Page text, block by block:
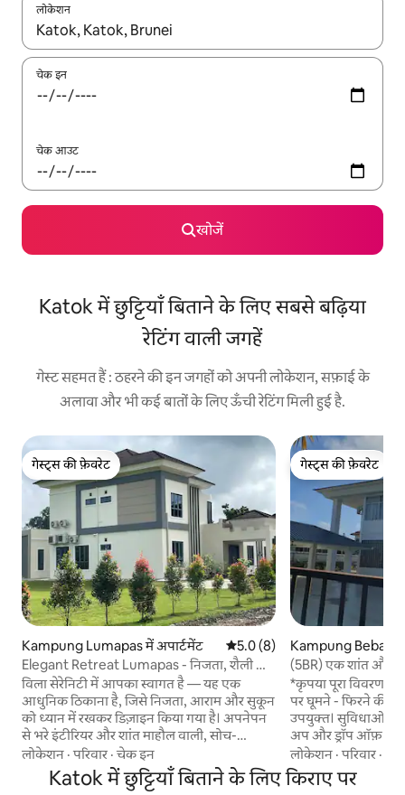
लोकेशन
नतीजों के उपलब्ध होने पर, अप और डाउन 'ऐरो की' का इस्तेमाल करके नेविगेट
चेक इन
चेक आउट
खोजें
Katok में छुट्टियाँ बिताने के लिए सबसे बढ़िया
रेटिंग वाली जगहें
गेस्ट सहमत हैं : ठहरने की इन जगहों को अपनी लोकेशन, सफ़ाई के
अलावा और भी कई बातों के लिए ऊँची रेटिंग मिली हुई है.
गेस्ट्स की फ़ेवरेट
गेस्ट्स की फ़ेवरेट
Kampung Lumapas में अपार्टमेंट औसत रेटिंग 5 में से 5.0, 8 समीक्षाएँ
5.0 (8)
Elegant Retreat Lumapas - निजता, शैली और
आराम
विला सेरेनिटी में आपका स्वागत है — यह एक
आधुनिक ठिकाना है, जिसे निजता, आराम और सुकून
को ध्यान में रखकर डिज़ाइन किया गया है। अपनेपन
से भरे इंटीरियर और शांत माहौल वाली, सोच-
समझकर डिज़ाइन की गई इस जगह में कदम रखें, जो
आराम करने या बस एक शांत ठिकाने का मज़ा लेने के
लिहाज़ से बिलकुल सही है। बाहर, विशाल आँगन
लोकेशन ·परिवार ·चेक इन
गेस्ट्स की फ़ेवरेट
गेस्ट्स की फ़ेवरेट
Kampung Bebatik
(5BR) एक शांत और
*कृपया पूरा विवरण पढ़ें* शांत और निजी।
पर घूमने - फिरने की
उपयुक्त। सुविधाओं के करीब।
अप और ड्रॉप ऑफ़ की
बुकिंग के दौरान
हम ज़रूरत के मुताबिक
का सामान तैयार कर सकें 😊 इवेंट के
लोकेशन ·परिवार ·
Katok में छुट्टियाँ बिताने के लिए किराए पर